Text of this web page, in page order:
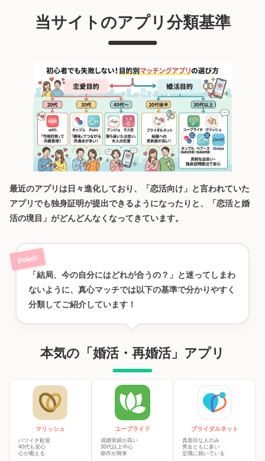
当サイトのアプリ分類基準
最近のアプリは日々進化しており、「恋活向け」と言われていた
アプリでも独身証明が提出できるようになったりと、「恋活と婚
活の境目」がどんどんなくなってきています。
「結局、今の自分にはどれが合うの？」と迷ってしまわ
ないように、真心マッチでは以下の基準で分かりやすく
分類してご紹介しています！
本気の「婚活・再婚活」アプリ
マリッシュ
バツイチ歓迎
40代も安心
心が癒える
ユーブライド
成婚実績が高い
30代以上中心
操作が簡単
ブライダルネット
真面目な人のみ
男女ともに多い
定職に就いている